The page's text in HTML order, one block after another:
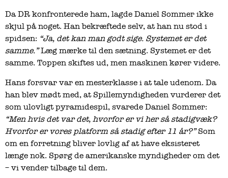
Da DR konfronterede ham, lagde Daniel Sommer ikke
skjul på noget. Han bekræftede selv, at han nu stod i
spidsen: “Ja, det kan man godt sige. Systemet er det
samme.”Læg mærke til den sætning. Systemet er det
samme. Toppen skiftes ud, men maskinen kører videre.
Hans forsvar var en mesterklasse i at tale udenom. Da
han blev mødt med, at Spillemyndigheden vurderer det
som ulovligt pyramidespil, svarede Daniel Sommer:
“Men hvis det var det, hvorfor er vi her så stadigvæk?
Hvorfor er vores platform så stadig efter 11 år?”Som
om en forretning bliver lovlig af at have eksisteret
længe nok. Spørg de amerikanske myndigheder om det
– vi vender tilbage til dem.